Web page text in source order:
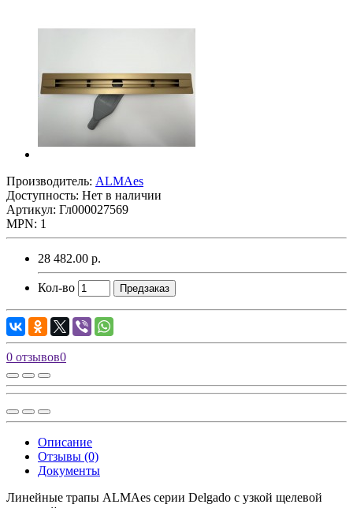
Производитель: ALMAes
Доступность: Нет в наличии
Артикул: Гл000027569
MPN: 1
28 482.00 р.
Кол-во Предзаказ
0 отзывов0
Описание
Отзывы (0)
Документы
Линейные трапы ALMAes серии Delgado с узкой щелевой